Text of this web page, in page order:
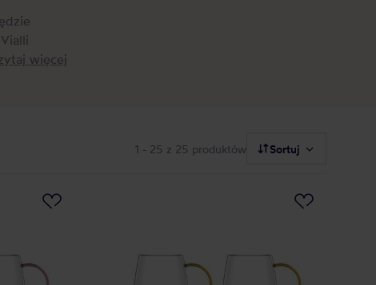
więcej
1 - 25 z 25 produktów Sortuj